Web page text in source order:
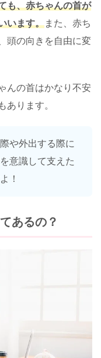
も、赤ちゃんの首が
います。また、赤ち
頭の向きを自由に変
んの首はかなり不安
あります。
や外出する際に
意識して支えた
！
あるの？